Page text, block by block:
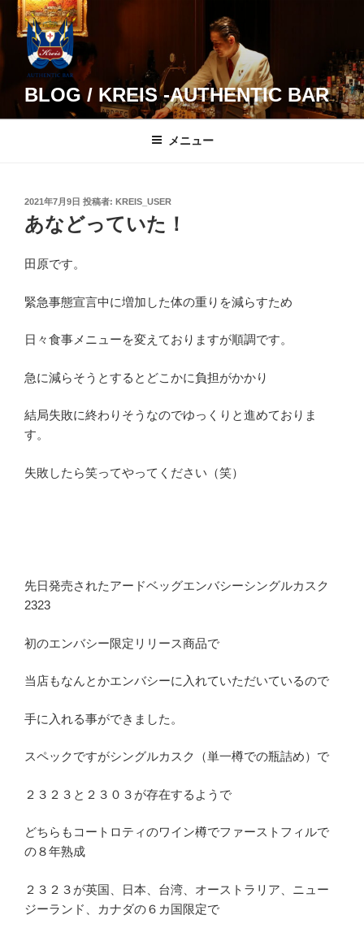
コ
BLOG / KREIS -AUTHENTIC BAR
メニュー
投
稿
日:
2021年7月9日 投稿者: KREIS_USER
あなどっていた！
田原です。
緊急事態宣言中に増加した体の重りを減らすため
日々食事メニューを変えておりますが順調です。
急に減らそうとするとどこかに負担がかかり
結局失敗に終わりそうなのでゆっくりと進めておりま
す。
失敗したら笑ってやってください（笑）
先日発売されたアードベッグエンバシーシングルカスク
2323
初のエンバシー限定リリース商品で
当店もなんとかエンバシーに入れていただいているので
手に入れる事ができました。
スペックですがシングルカスク（単一樽での瓶詰め）で
２３２３と２３０３が存在するようで
どちらもコートロティのワイン樽でファーストフィルで
の８年熟成
２３２３が英国、日本、台湾、オーストラリア、ニュー
ジーランド、カナダの６カ国限定で